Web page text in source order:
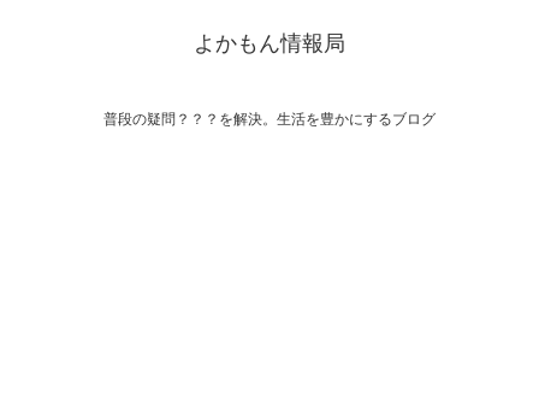
よかもん情報局
普段の疑問？？？を解決。生活を豊かにするブログ